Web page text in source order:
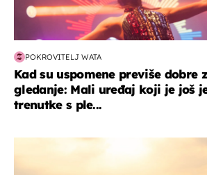
POKROVITELJ WATA
Kad su uspomene previše dobre
gledanje: Mali uređaj koji je još
trenutke s ple...